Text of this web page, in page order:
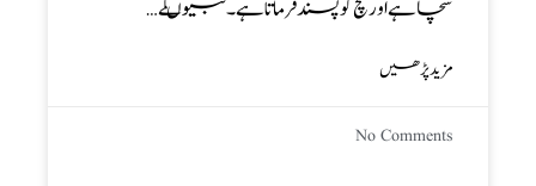
سچاہے اور سچ کوپسند فرماتا ہے ۔ نبیوںکے…
مزید پڑھیں
No Comments